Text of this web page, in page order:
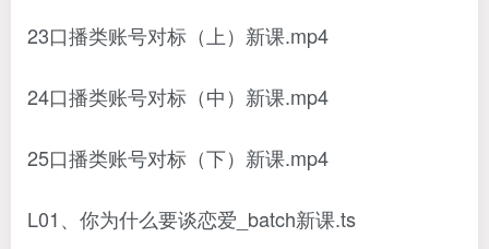
23口播类账号对标（上）新课.mp4
24口播类账号对标（中）新课.mp4
25口播类账号对标（下）新课.mp4
L01、你为什么要谈恋爱_batch新课.ts